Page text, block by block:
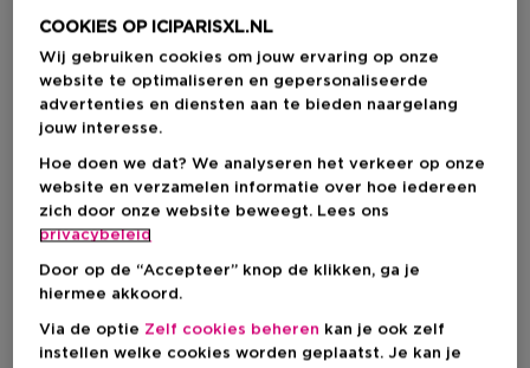
Voor een fluwelen finish die
Beschikbaar in 15 kleuren.
COOKIES OP ICIPARISXL.NL
Wij gebruiken cookies om jouw ervaring op onze
website te optimaliseren en gepersonaliseerde
advertenties en diensten aan te bieden naargelang
jouw interesse.
Hoe doen we dat? We analyseren het verkeer op onze
website en verzamelen informatie over hoe iedereen
zich door onze website beweegt. Lees ons
privacybeleid
Door op de “Accepteer” knop de klikken, ga je
hiermee akkoord.
Via de optie Zelf cookies beheren kan je ook zelf
instellen welke cookies worden geplaatst. Je kan je